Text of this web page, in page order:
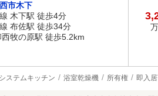
市木下
線 木下駅 徒歩4分
線 布佐駅 徒歩34分
牧の原駅 徒歩5.2km
システムキッチン 浴室乾燥機 所有権 即入